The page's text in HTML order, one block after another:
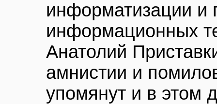
информатизации и
информационных
Анатолий
амнистии и
упомянут и в этом